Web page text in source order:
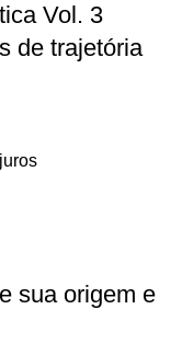
Vol. 3
de trajetória
sua origem e